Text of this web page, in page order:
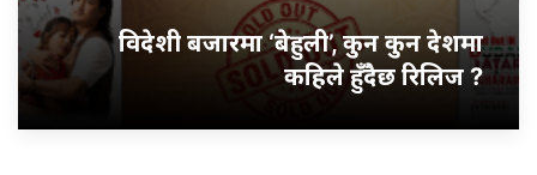
विदेशी बजारमा ‘बेहुली’, कुन कुन देशमा
कहिले हुँदैछ रिलिज ?